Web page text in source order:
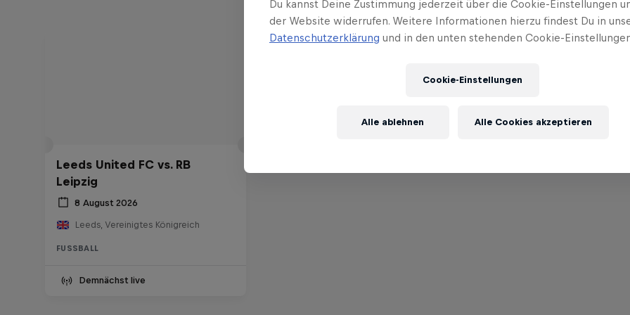
Leeds United FC vs. RB
Leipzig
8 August 2026
Leeds, Vereinigtes Königreich
FUSSBALL
Demnächst live
Du kannst Deine Zustimmung jederzeit über die Cookie-Einstellungen
der Website widerrufen. Weitere Informationen hierzu findest Du in
Datenschutzerklärung und in den unten stehenden Cookie-
Cookie-Einstellungen
Alle ablehnen Alle Cookies akzeptieren